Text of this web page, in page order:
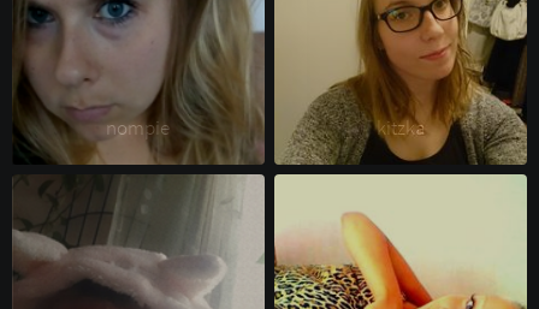
nompie kitzka